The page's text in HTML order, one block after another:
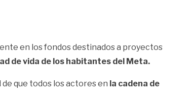
en los fondos destinados a proyectos
de vida de los habitantes del Meta.
que todos los actores en la cadena de